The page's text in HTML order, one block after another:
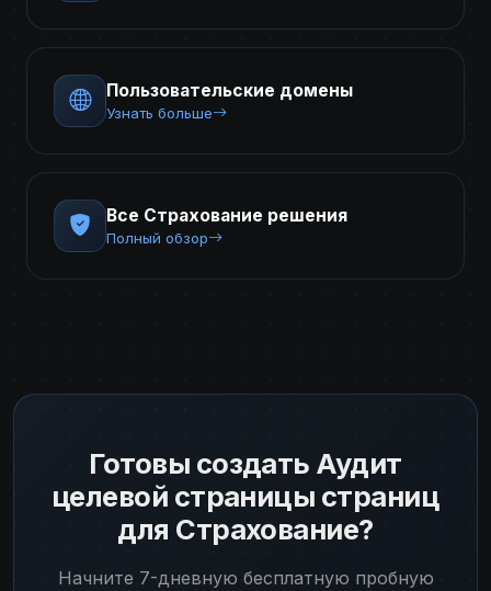
Пользовательские домены
Узнать больше
Все Страхование решения
Полный обзор
Готовы создать Аудит
целевой страницы страниц
для Страхование?
Начните 7-дневную бесплатную пробную